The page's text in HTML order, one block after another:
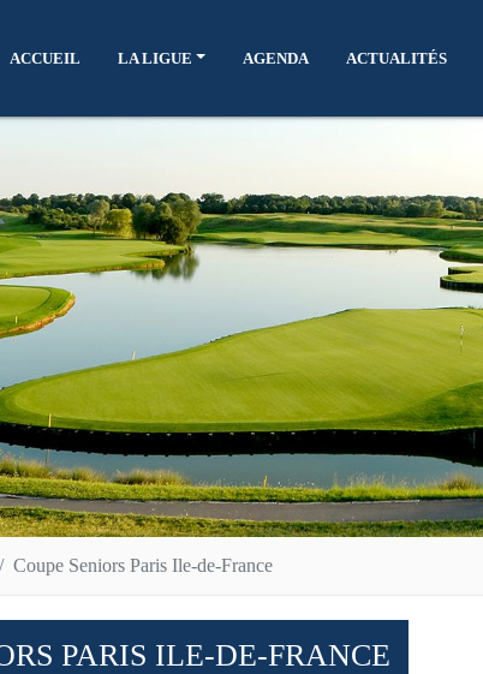
ACCUEIL LA LIGUE AGENDA ACTUALITÉS
Coupe Seniors Paris Ile-de-France
PARIS ILE-DE-FRANCE